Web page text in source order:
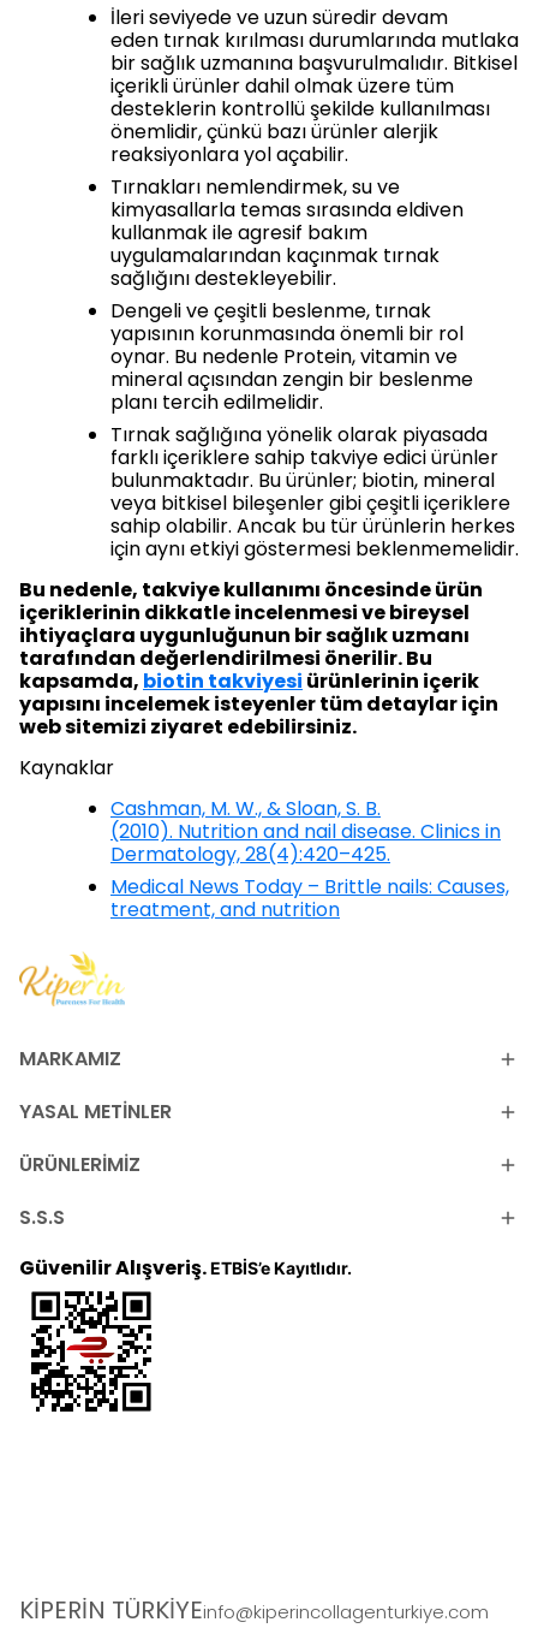
İleri seviyede ve uzun süredir devam
eden tırnak kırılması durumlarında mutlaka
bir sağlık uzmanına başvurulmalıdır. Bitkisel
içerikli ürünler dahil olmak üzere tüm
desteklerin kontrollü şekilde kullanılması
önemlidir, çünkü bazı ürünler alerjik
reaksiyonlara yol açabilir.
Tırnakları nemlendirmek, su ve
kimyasallarla temas sırasında eldiven
kullanmak ile agresif bakım
uygulamalarından kaçınmak tırnak
sağlığını destekleyebilir.
Dengeli ve çeşitli beslenme, tırnak
yapısının korunmasında önemli bir rol
oynar. Bu nedenle Protein, vitamin ve
mineral açısından zengin bir beslenme
planı tercih edilmelidir.
Tırnak sağlığına yönelik olarak piyasada
farklı içeriklere sahip takviye edici ürünler
bulunmaktadır. Bu ürünler; biotin, mineral
veya bitkisel bileşenler gibi çeşitli içeriklere
sahip olabilir. Ancak bu tür ürünlerin herkes
için aynı etkiyi göstermesi beklenmemelidir.
Bu nedenle, takviye kullanımı öncesinde ürün
içeriklerinin dikkatle incelenmesi ve bireysel
ihtiyaçlara uygunluğunun bir sağlık uzmanı
tarafından değerlendirilmesi önerilir. Bu
kapsamda, biotin takviyesi ürünlerinin içerik
yapısını incelemek isteyenler tüm detaylar için
web sitemizi ziyaret edebilirsiniz.
Kaynaklar
Cashman, M. W., & Sloan, S. B.
(2010). Nutrition and nail disease. Clinics in
Dermatology, 28(4):420–425.
Medical News Today – Brittle nails: Causes,
treatment, and nutrition
MARKAMIZ
YASAL METİNLER
ÜRÜNLERİMİZ
S.S.S
Güvenilir Alışveriş.ETBİS’e Kayıtlıdır.
KİPERİN TÜRKİYEinfo@kiperincollagenturkiye.com